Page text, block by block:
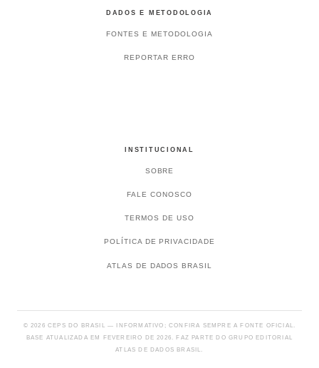
DADOS E METODOLOGIA
FONTES E METODOLOGIA
REPORTAR ERRO
INSTITUCIONAL
SOBRE
FALE CONOSCO
TERMOS DE USO
POLÍTICA DE PRIVACIDADE
ATLAS DE DADOS BRASIL
© 2026 CEPS DO BRASIL — INFORMATIVO; CONFIRA SEMPRE A FONTE OFICIAL.
BASE ATUALIZADA EM FEVEREIRO DE 2026. FAZ PARTE DO GRUPO EDITORIAL
ATLAS DE DADOS BRASIL.